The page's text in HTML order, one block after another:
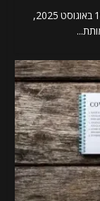
מאמר מאת The Ethical Skeptic, שפורסם ב-19 באוגוסט 2025,